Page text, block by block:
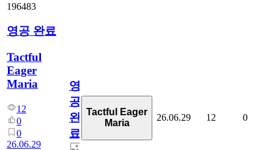
196483
영공 완료
Tactful
Eager
Maria
12
0
0
26.06.29
영
공
완
료
Tactful Eager
Maria
26.06.29 12 0